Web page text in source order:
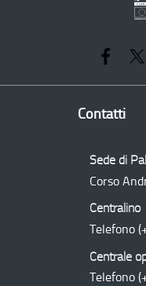
Operativo
Regionale
Contatti
Sede di
Corso
Centralino
Telefono
Centrale
Telefono